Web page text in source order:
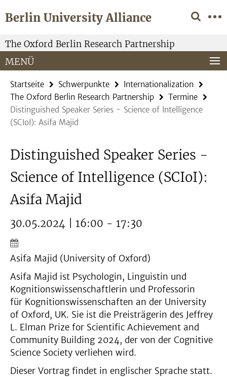
direkt
Inhalt
Berlin University Alliance
Service-
Navigation
The Oxford Berlin Research Partnership
MENÜ
Startseite Schwerpunkte
Internationalization
The Oxford Berlin Research Partnership
Termine
Distinguished Speaker Series - Science of Intelligence
(SCIoI): Asifa Majid
Distinguished Speaker Series -
Science of Intelligence (SCIoI):
Asifa Majid
30.05.2024 | 16:00 - 17:30
Asifa Majid (University of Oxford)
Asifa Majid ist Psychologin, Linguistin und
Kognitionswissenschaftlerin und Professorin
für Kognitionswissenschaften an der University
of Oxford, UK. Sie ist die Preisträgerin des Jeffrey
L. Elman Prize for Scientific Achievement and
Community Building 2024, der von der Cognitive
Science Society verliehen wird.
Dieser Vortrag findet in englischer Sprache statt.